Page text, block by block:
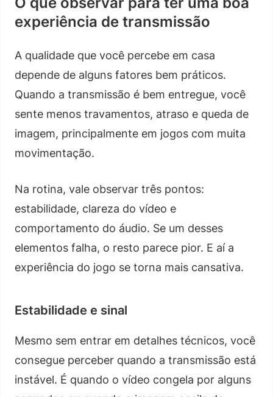
experiência de transmissão
A qualidade que você percebe em casa
depende de alguns fatores bem práticos.
Quando a transmissão é bem entregue, você
sente menos travamentos, atraso e queda de
imagem, principalmente em jogos com muita
movimentação.
Na rotina, vale observar três pontos:
estabilidade, clareza do vídeo e
comportamento do áudio. Se um desses
elementos falha, o resto parece pior. E aí a
experiência do jogo se torna mais cansativa.
Estabilidade e sinal
Mesmo sem entrar em detalhes técnicos, você
consegue perceber quando a transmissão está
instável. É quando o vídeo congela por alguns